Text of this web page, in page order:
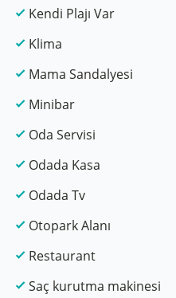
Kendi Plajı Var
Klima
Mama Sandalyesi
Minibar
Oda Servisi
Odada Kasa
Odada Tv
Otopark Alanı
Restaurant
Saç kurutma makinesi